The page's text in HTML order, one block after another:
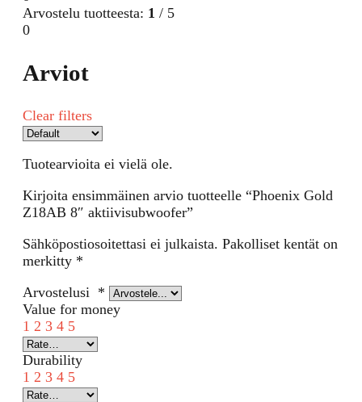
Arvostelu tuotteesta: 1 / 5
0
Arviot
Clear filters
Tuotearvioita ei vielä ole.
Kirjoita ensimmäinen arvio tuotteelle “Phoenix Gold
Z18AB 8″ aktiivisubwoofer”
Sähköpostiosoitettasi ei julkaista. Pakolliset kentät on
merkitty *
Arvostelusi *
Value for money
1 2 3 4 5
Durability
1 2 3 4 5